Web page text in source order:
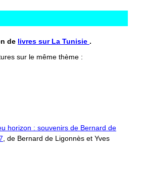
de livres sur La Tunisie .
sur le même thème :
horizon : souvenirs de Bernard de
, de Bernard de Ligonnès et Yves